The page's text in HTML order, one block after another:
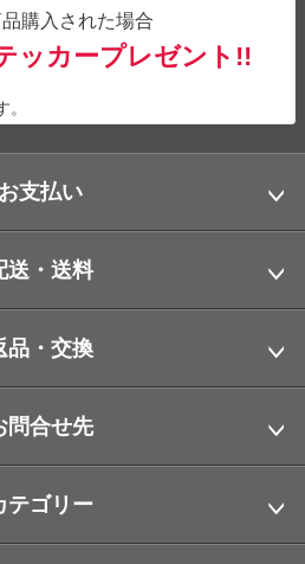
購入された場合
ッカープレゼント!!
お支払い
送・送料
品・交換
問合せ先
テゴリー